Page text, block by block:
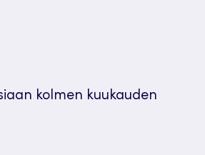
kolmen kuukauden